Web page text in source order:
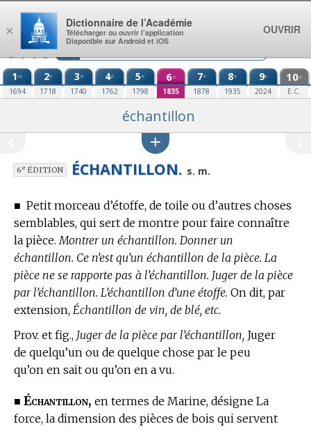
Aller au contenu
1re
1694
2e
1718
3e
1740
4e
1762
5e
1798
6e
1835
7e
1878
8e
1935
9e
2024
10e
E.C.
échantillon
6eÉDITION ÉCHANTILLON. s. m.
■ Petit morceau d’étoffe, de toile ou d’autres choses
semblables, qui sert de montre pour faire connaître
la pièce. Montrer un échantillon. Donner un
échantillon. Ce n’est qu’un échantillon de la pièce. La
pièce ne se rapporte pas à l’échantillon. Juger de la pièce
par l’échantillon. L’échantillon d’une étoffe. On dit, par
extension, Échantillon de vin, de blé, etc.
Prov. et fig., Juger de la pièce par l’échantillon, Juger
de quelqu’un ou de quelque chose par le peu
qu’on en sait ou qu’on en a vu.
■ Échantillon, en termes de Marine, désigne La
force, la dimension des pièces de bois qui servent
×
Dictionnaire de l’Académie
Télécharger ou ouvrir l’application
Disponible sur Android et iOS
OUVRIR